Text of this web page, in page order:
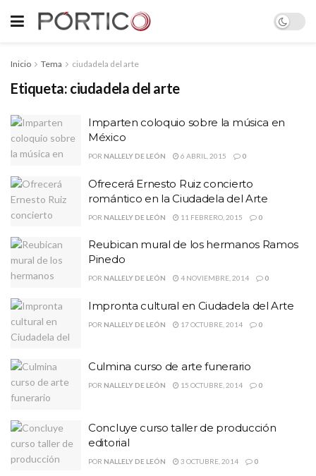
Inicio Tema ciudadela del arte
Etiqueta: ciudadela del arte
Imparten coloquio sobre la música en
México
POR NALLELY DE LEÓN 6 ABRIL, 2015 0
Ofrecerá Ernesto Ruiz concierto
romántico en la Ciudadela del Arte
POR NALLELY DE LEÓN 11 FEBRERO, 2015 0
Reubican mural de los hermanos Ramos
Pinedo
POR NALLELY DE LEÓN 4 NOVIEMBRE, 2014 0
Impronta cultural en Ciudadela del Arte
POR NALLELY DE LEÓN 17 OCTUBRE, 2014 0
Culmina curso de arte funerario
POR NALLELY DE LEÓN 15 OCTUBRE, 2014 0
Concluye curso taller de producción
editorial
POR NALLELY DE LEÓN 3 OCTUBRE, 2014 0